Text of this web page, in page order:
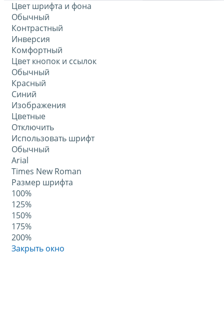
Цвет шрифта и фона
Обычный
Контрастный
Инверсия
Комфортный
Цвет кнопок и ссылок
Обычный
Красный
Синий
Изображения
Цветные
Отключить
Использовать шрифт
Обычный
Arial
Times New Roman
Размер шрифта
100%
125%
150%
175%
200%
Закрыть окно